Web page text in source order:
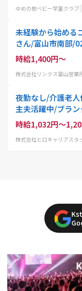
ゆめの樹ベビー学童クラブ
未経験から始める
さん/富山市南部/
時給1,400円～
株式会社リンクス富山営業
夜勤なし/介護老
主夫活躍中/ブラ
時給1,032円～
株式会社ヒロキャリアスタ